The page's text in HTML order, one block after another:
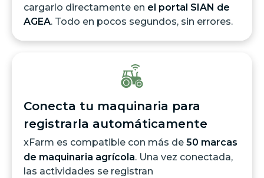
cargarlo directamente en el portal SIAN de
AGEA. Todo en pocos segundos, sin errores.
Conecta tu maquinaria para
registrarla automáticamente
xFarm es compatible con más de 50 marcas
de maquinaria agrícola. Una vez conectada,
las actividades se registran